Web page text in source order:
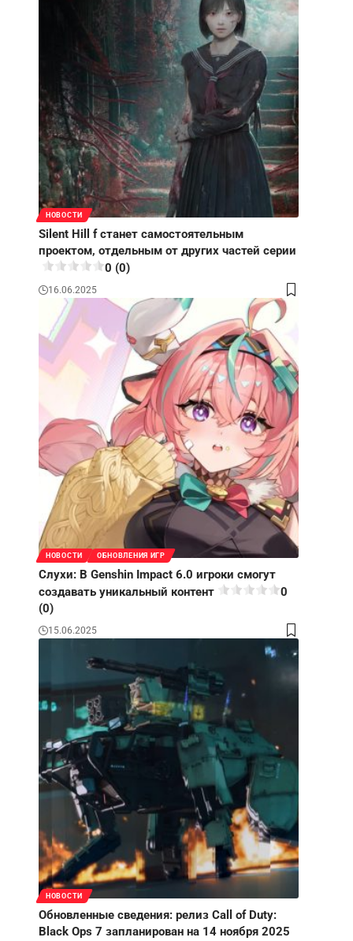
НОВОСТИ
Silent Hill f станет самостоятельным
проектом, отдельным от других частей серии
0 (0)
16.06.2025
НОВОСТИ ОБНОВЛЕНИЯ ИГР
Слухи: В Genshin Impact 6.0 игроки смогут
создавать уникальный контент
0
(0)
15.06.2025
НОВОСТИ
Обновленные сведения: релиз Call of Duty:
Black Ops 7 запланирован на 14 ноября 2025